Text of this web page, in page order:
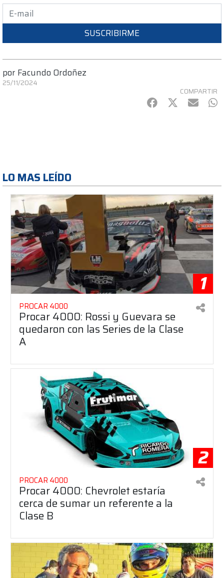
SUSCRIBIRME
por Facundo Ordoñez
25/11/2024
COMPARTIR
Facebook
Twitter
mail
LO MAS LEÍDO
1
PROCAR 4000
Procar 4000: Rossi y Guevara se
quedaron con las Series de la Clase
A
2
PROCAR 4000
Procar 4000: Chevrolet estaría
cerca de sumar un referente a la
Clase B